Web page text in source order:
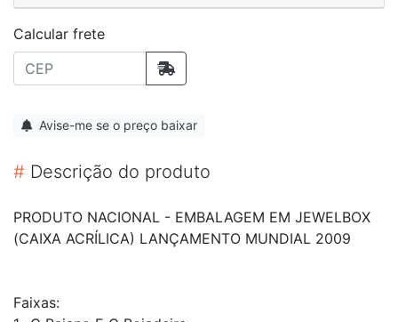
Calcular frete
Avise-me se o preço baixar
# Descrição do produto
PRODUTO NACIONAL - EMBALAGEM EM JEWELBOX
(CAIXA ACRÍLICA) LANÇAMENTO MUNDIAL 2009
Faixas: